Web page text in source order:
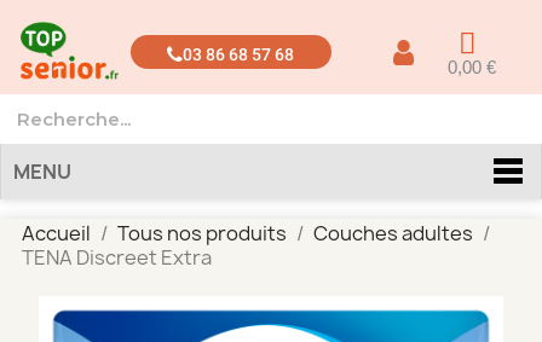
03 86 68 57 68
0,00 €
MENU
Accueil Tous nos produits
Couches adultes
TENA Discreet Extra